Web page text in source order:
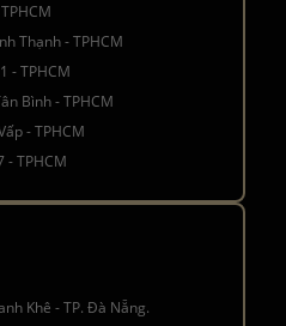
Thạnh - TPHCM
- TPHCM
Bình - TPHCM
- TPHCM
- TPHCM
Khê - TP. Đà Nẵng.